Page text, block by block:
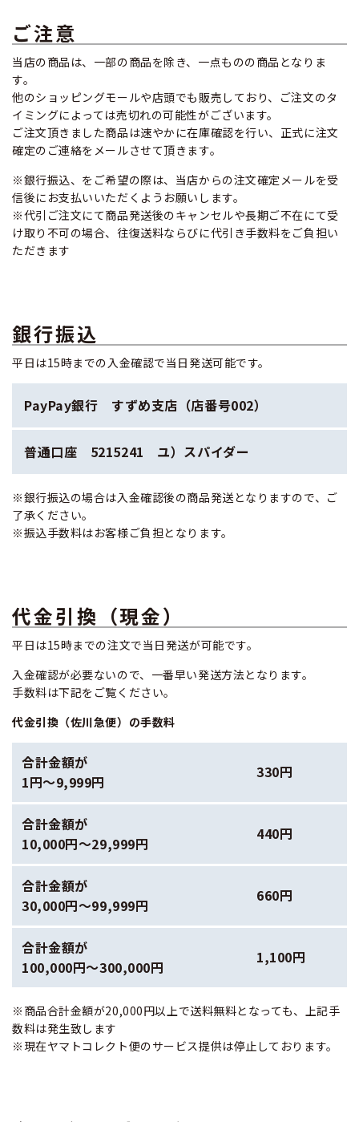
ご注意
当店の商品は、一部の商品を除き、一点ものの商品となりま
す。
他のショッピングモールや店頭でも販売しており、ご注文のタ
イミングによっては売切れの可能性がございます。
ご注文頂きました商品は速やかに在庫確認を行い、正式に注文
確定のご連絡をメールさせて頂きます。
※銀行振込、をご希望の際は、当店からの注文確定メールを受
信後にお支払いいただくようお願いします。
※代引ご注文にて商品発送後のキャンセルや長期ご不在にて受
け取り不可の場合、往復送料ならびに代引き手数料をご負担い
ただきます
銀行振込
平日は15時までの入金確認で当日発送可能です。
PayPay銀行 すずめ支店（店番号002）
普通口座 5215241 ユ）スパイダー
※銀行振込の場合は入金確認後の商品発送となりますので、ご
了承ください。
※振込手数料はお客様ご負担となります。
代金引換（現金）
平日は15時までの注文で当日発送が可能です。
入金確認が必要ないので、一番早い発送方法となります。
手数料は下記をご覧ください。
​代金引換（佐川急便）の手数料
合計金額が
1円～9,999円
330円
合計金額が
10,000円～29,999円
440円
合計金額が
30,000円～99,999円
660円
合計金額が
100,000円～300,000円
1,100円
※商品合計金額が20,000円以上で送料無料となっても、上記手
数料は発生致します
※現在ヤマトコレクト便のサービス提供は停止しております。